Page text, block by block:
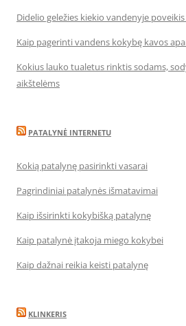
Didelio geležies kiekio vandenyje
Kaip pagerinti vandens kokybę kavos
Kokius lauko tualetus rinktis sodams,
aikštelėms
PATALYNĖ INTERNETU
Kokią patalynę pasirinkti vasarai
Pagrindiniai patalynės išmatavimai
Kaip išsirinkti kokybišką patalynę
Kaip patalynė įtakoja miego kokybei
Kaip dažnai reikia keisti patalynę
KLINKERIS